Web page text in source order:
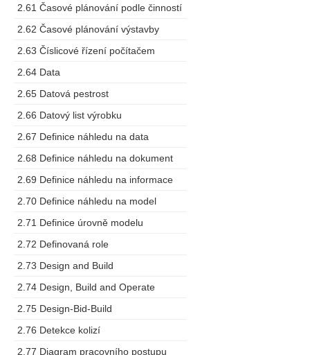
2.61 Časové plánování podle činností
2.62 Časové plánování výstavby
2.63 Číslicové řízení počítačem
2.64 Data
2.65 Datová pestrost
2.66 Datový list výrobku
2.67 Definice náhledu na data
2.68 Definice náhledu na dokument
2.69 Definice náhledu na informace
2.70 Definice náhledu na model
2.71 Definice úrovně modelu
2.72 Definovaná role
2.73 Design and Build
2.74 Design, Build and Operate
2.75 Design-Bid-Build
2.76 Detekce kolizí
2.77 Diagram pracovního postupu